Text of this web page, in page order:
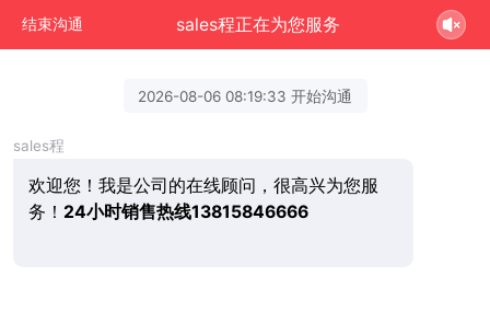
结束沟通 sales程正在为您服务
2026-08-06 08:19:33 开始沟通
sales程
欢迎您！我是公司的在线顾问，很高兴为您服
务！ 24小时销售热线13815846666